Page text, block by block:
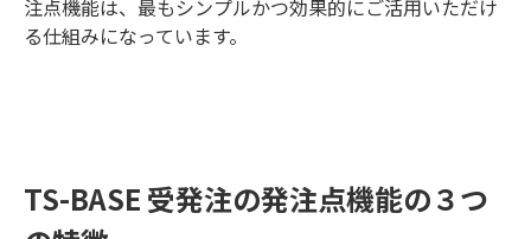
注点機能は、最もシンプルかつ効果的にご活用いただけ
る仕組みになっています。
TS-BASE 受発注の発注点機能の３つ